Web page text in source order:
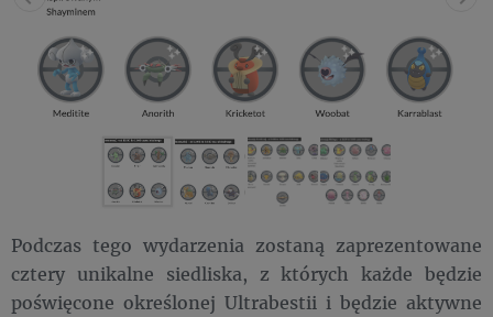
Podczas tego wydarzenia zostaną zaprezentowane
cztery unikalne siedliska, z których każde będzie
poświęcone określonej Ultrabestii i będzie aktywne